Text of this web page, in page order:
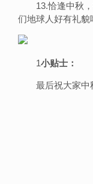
13.恰逢中秋
们地球人好有礼貌
1小贴士：
最后祝大家中